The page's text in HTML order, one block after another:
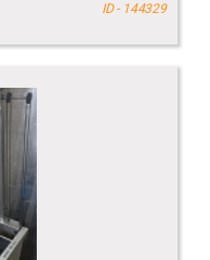
ID - 144329